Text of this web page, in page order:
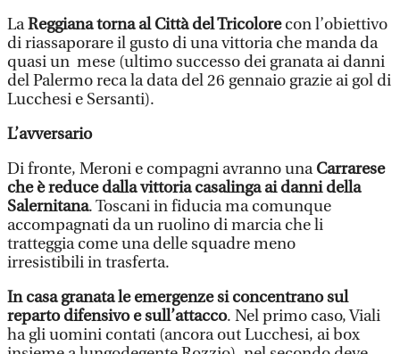
LaReggiana torna al Città del Tricolorecon l’obiettivo
di riassaporare il gusto di una vittoria che manda da
quasi un mese (ultimo successo dei granata ai danni
del Palermo reca la data del 26 gennaio grazie ai gol di
Lucchesi e Sersanti).
L’avversario
Di fronte, Meroni e compagni avranno unaCarrarese
che è reduce dalla vittoria casalinga ai danni della
Salernitana. Toscani in fiducia ma comunque
accompagnati da un ruolino di marcia che li
tratteggia come una delle squadre meno
irresistibili in trasferta.
In casa granata le emergenze si concentrano sul
reparto difensivo e sull’attacco. Nel primo caso, Viali
ha gli uomini contati (ancora out Lucchesi, ai box